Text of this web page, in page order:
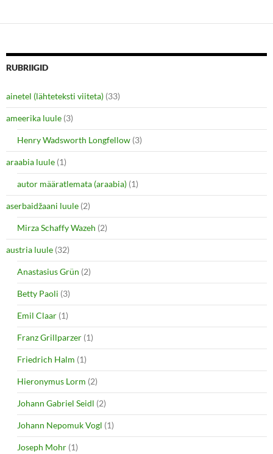
o d
RUBRIIGID
ainetel (lähteteksti viiteta) (33)
ameerika luule (3)
Henry Wadsworth Longfellow (3)
araabia luule (1)
autor määratlemata (araabia) (1)
aserbaidžaani luule (2)
Mirza Schaffy Wazeh (2)
austria luule (32)
Anastasius Grün (2)
Betty Paoli (3)
Emil Claar (1)
Franz Grillparzer (1)
Friedrich Halm (1)
Hieronymus Lorm (2)
Johann Gabriel Seidl (2)
Johann Nepomuk Vogl (1)
Joseph Mohr (1)